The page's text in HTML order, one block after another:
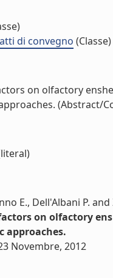
di convegno (Classe)
on olfactory
(Abstract/
E., Dell'Albani P.
on olfactory
approaches.
Novembre, 2012